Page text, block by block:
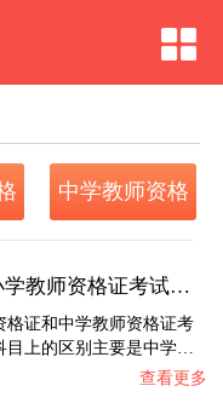
中学教师资格
证
初中和小学教师资格证考试内容区别？
格证和中学教师资格证考
目上的区别主要是中学…
查看更多